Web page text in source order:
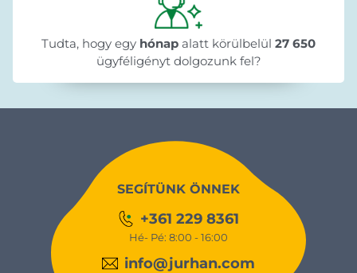
Tudta, hogy egy hónap alatt körülbelül 27 650
ügyféligényt dolgozunk fel?
SEGÍTÜNK ÖNNEK
+361 229 8361
Hé- Pé: 8:00 - 16:00
info@jurhan.com